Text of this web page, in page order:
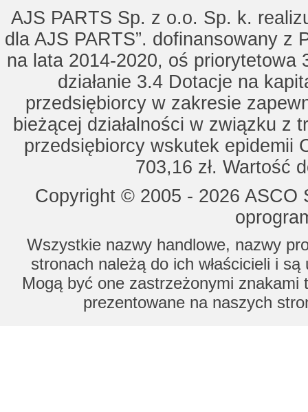
AJS PARTS Sp. z o.o. Sp. k.
dla AJS PARTS”. dofinansowany z
na lata 2014-2020, oś priorytetowa
działanie 3.4 Dotacje na
przedsiębiorcy w zakresie
bieżącej działalności w związku z
przedsiębiorcy wskutek epidemii
703,16 zł. Wartość
Copyright © 2005 - 2026
Wszystkie nazwy handlowe, nazwy
stronach należą do ich właścicieli i
Mogą być one zastrzeżonymi znakami
prezentowane na naszych